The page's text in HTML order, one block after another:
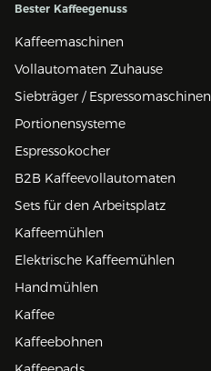
Bester Kaffeegenuss
Kaffeemaschinen
Vollautomaten Zuhause
Siebträger / Espressomaschinen
Portionensysteme
Espressokocher
B2B Kaffeevollautomaten
Sets für den Arbeitsplatz
Kaffeemühlen
Elektrische Kaffeemühlen
Handmühlen
Kaffee
Kaffeebohnen